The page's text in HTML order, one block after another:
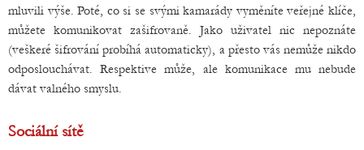
mluvili výše. Poté, co si se svými kamarády vyměníte veřejné klíče,
můžete komunikovat zašifrovaně. Jako uživatel nic nepoznáte
(veškeré šifrování probíhá automaticky), a přesto vás nemůže nikdo
odposlouchávat. Respektive může, ale komunikace mu nebude
dávat valného smyslu.
Sociální sítě